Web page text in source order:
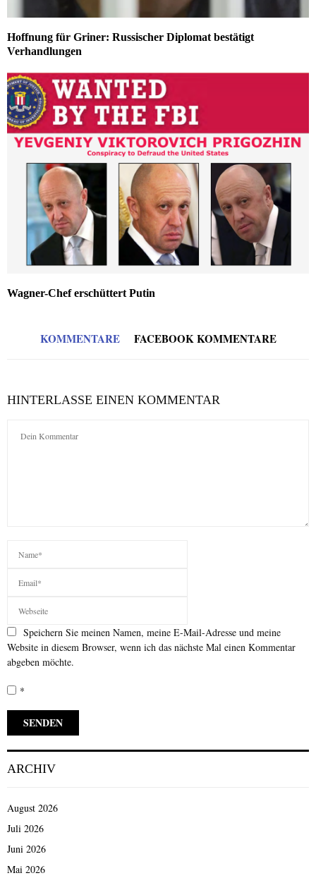
Hoffnung für Griner: Russischer Diplomat bestätigt
Verhandlungen
Wagner-Chef erschüttert Putin
KOMMENTARE FACEBOOK KOMMENTARE
HINTERLASSE EINEN KOMMENTAR
Speichern Sie meinen Namen, meine E-Mail-Adresse und meine
Website in diesem Browser, wenn ich das nächste Mal einen Kommentar
abgeben möchte.
*
ARCHIV
August 2026
Juli 2026
Juni 2026
Mai 2026